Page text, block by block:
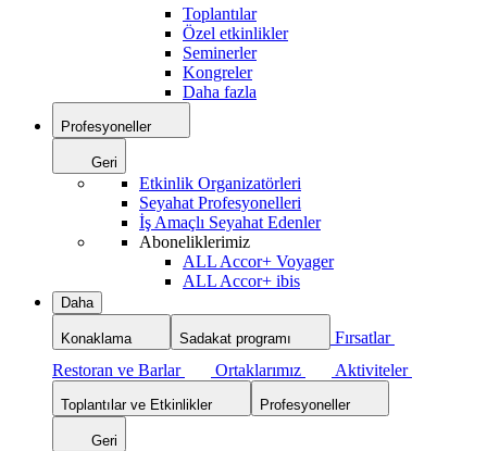
Toplantılar
Özel etkinlikler
Seminerler
Kongreler
Daha fazla
Profesyoneller
Geri
Etkinlik Organizatörleri
Seyahat Profesyonelleri
İş Amaçlı Seyahat Edenler
Aboneliklerimiz
ALL Accor+ Voyager
ALL Accor+ ibis
Daha
Konaklama Sadakat programı
Fırsatlar
Restoran ve Barlar
Ortaklarımız Aktiviteler
Toplantılar ve Etkinlikler Profesyoneller
Geri